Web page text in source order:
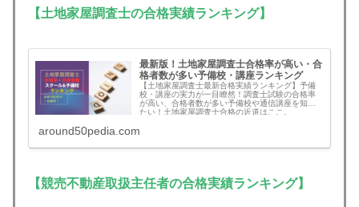
【土地家屋調査士の合格実績ランキング】
最新版！土地家屋調査士合格率が高い・合
格者数が多い予備校・講座ランキング
【土地家屋調査士最新合格実績ランキング】予備
校・講座の実力が一目瞭然！調査士試験の合格率
が高い、合格者数が多い予備校や通信講座を知り
たい！土地家屋調査士合格の近道はここ。
around50pedia.com
【競売不動産取扱主任者の合格実績ランキング】